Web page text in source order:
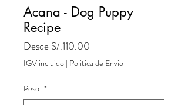
Acana - Dog Puppy
Recipe
Desde S/.110.00
de
IGV incluido | Politica de Envio
Peso: *